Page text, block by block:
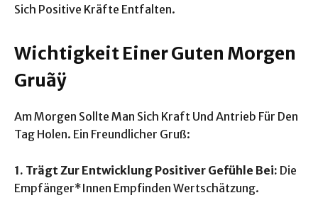
Sich Positive Kräfte Entfalten.
Wichtigkeit Einer Guten Morgen
Gruãÿ
Am Morgen Sollte Man Sich Kraft Und Antrieb Für Den
Tag Holen. Ein Freundlicher Gruß:
1. Trägt Zur Entwicklung Positiver Gefühle Bei: Die
Empfänger*Innen Empfinden Wertschätzung.